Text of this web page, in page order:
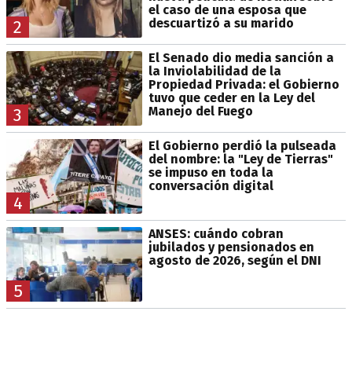
2
el caso de una esposa que
descuartizó a su marido
3
El Senado dio media sanción a
la Inviolabilidad de la
Propiedad Privada: el Gobierno
tuvo que ceder en la Ley del
Manejo del Fuego
4
El Gobierno perdió la pulseada
del nombre: la "Ley de Tierras"
se impuso en toda la
conversación digital
5
ANSES: cuándo cobran
jubilados y pensionados en
agosto de 2026, según el DNI